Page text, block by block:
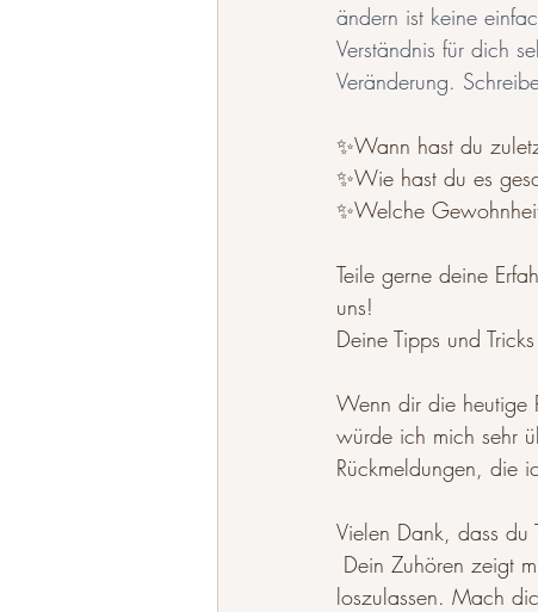
ändern ist keine
Verständnis für dich
Veränderung.
✨Wann hast du
✨Wie hast du es
✨Welche
Teile gerne deine
uns!
Deine Tipps und
Wenn dir die heutige
würde ich mich sehr
Rückmeldungen, die
Vielen Dank, dass du
loszulassen. Mach